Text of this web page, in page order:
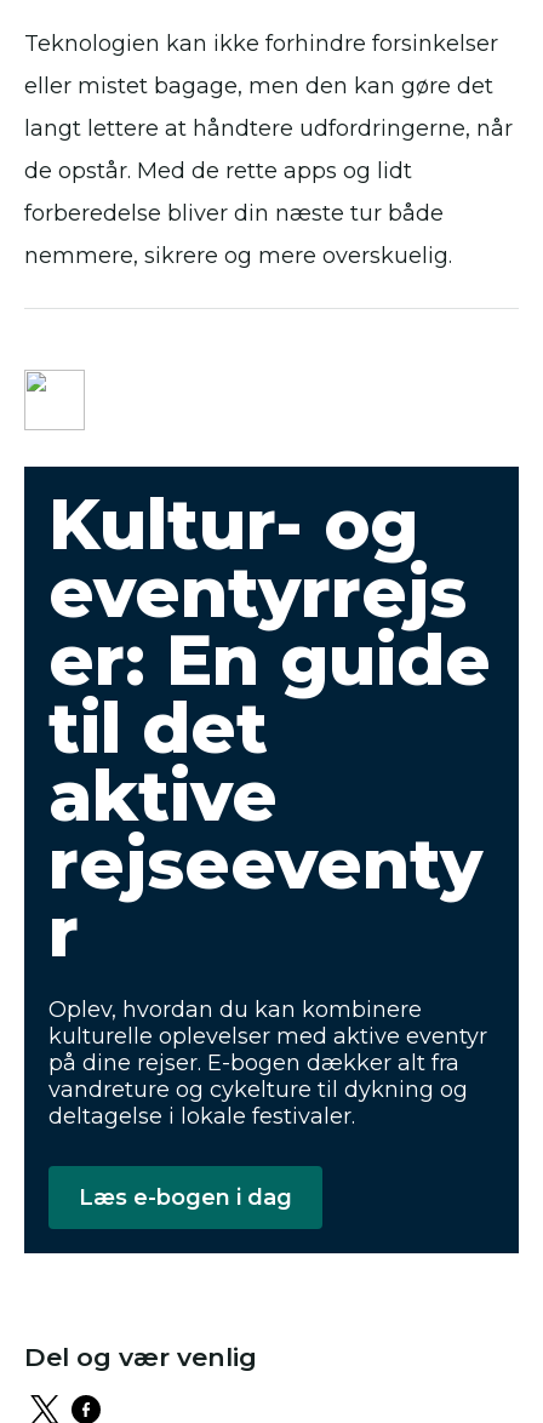
Teknologien kan ikke forhindre forsinkelser
eller mistet bagage, men den kan gøre det
langt lettere at håndtere udfordringerne, når
de opstår. Med de rette apps og lidt
forberedelse bliver din næste tur både
nemmere, sikrere og mere overskuelig.
Kultur- og
eventyrrejs
er: En guide
til det
aktive
rejseeventy
r
Oplev, hvordan du kan kombinere
kulturelle oplevelser med aktive eventyr
på dine rejser. E-bogen dækker alt fra
vandreture og cykelture til dykning og
deltagelse i lokale festivaler.
Læs e-bogen i dag
Del og vær venlig